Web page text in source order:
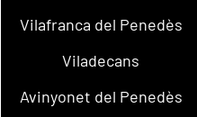
Vilafranca del Penedès
Viladecans
Avinyonet del Penedès